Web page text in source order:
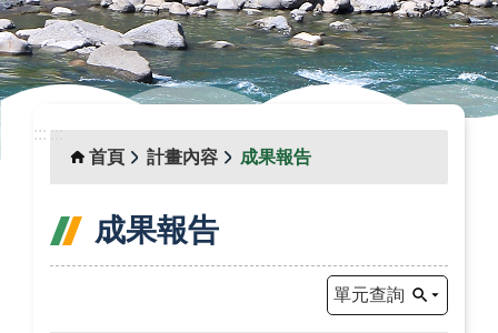
::: :::
首頁
計畫內容 成果報告
成果報告
單元查詢